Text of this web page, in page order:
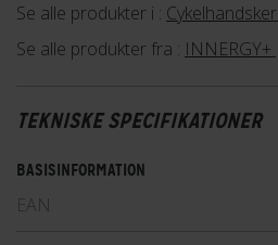
Se alle produkter i : Cykelhandsker
Se alle produkter fra : INNERGY+
TEKNISKE SPECIFIKATIONER
BASISINFORMATION
EAN